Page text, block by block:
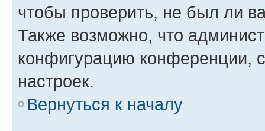
чтобы проверить, не был ли
Также возможно, что
конфигурацию конференции,
настроек.
Вернуться к началу